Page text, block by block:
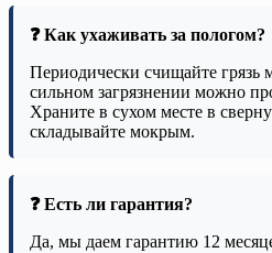
❓ Как ухаживать за пологом?
Периодически счищайте грязь
сильном загрязнении можно
Храните в сухом месте в
складывайте мокрым.
❓ Есть ли гарантия?
Да, мы даем гарантию 12